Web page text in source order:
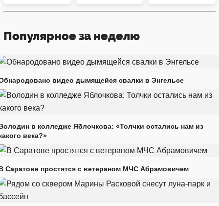
Популярное за неделю
видео дымящейся свалки в Энгельсе
в колледже Яблочкова: «Толчки остались нам из
века?»
Саратове простятся с ветераном МЧС Абрамовичем